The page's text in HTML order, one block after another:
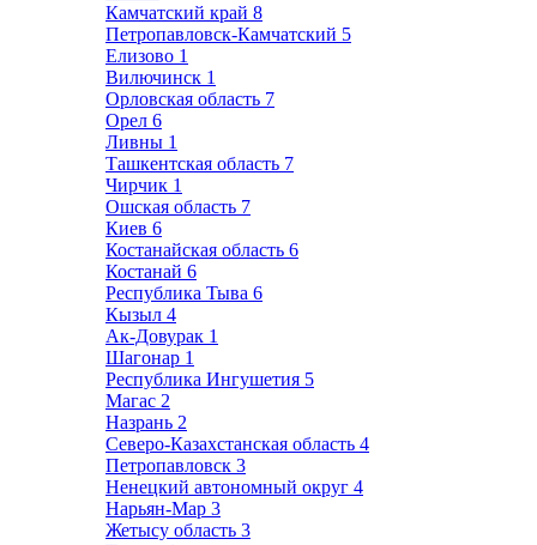
Камчатский край 8
Петропавловск-Камчатский 5
Елизово 1
Вилючинск 1
Орловская область 7
Орел 6
Ливны 1
Ташкентская область 7
Чирчик 1
Ошская область 7
Киев 6
Костанайская область 6
Костанай 6
Республика Тыва 6
Кызыл 4
Ак-Довурак 1
Шагонар 1
Республика Ингушетия 5
Магас 2
Назрань 2
Северо-Казахстанская область 4
Петропавловск 3
Ненецкий автономный округ 4
Нарьян-Мар 3
Жетысу область 3